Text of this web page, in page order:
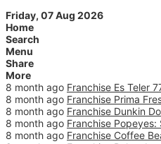
Friday, 07 Aug 2026
Home
Search
Menu
Share
More
8 month ago Franchise Es Teler
8 month ago Franchise Prima
8 month ago Franchise Dunkin
8 month ago Franchise
8 month ago Franchise Coffee